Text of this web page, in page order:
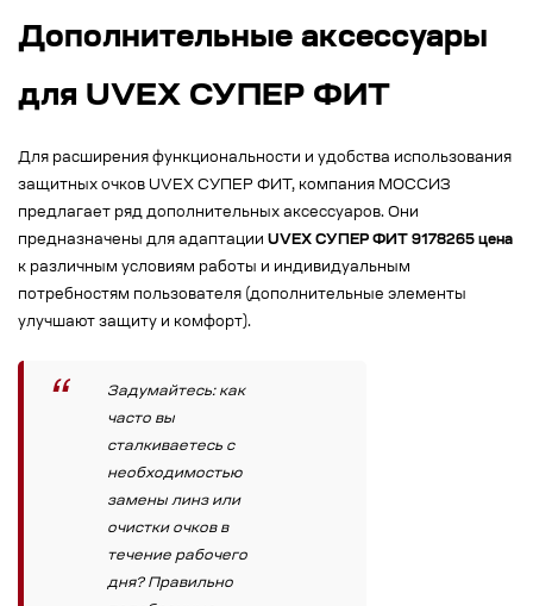
Дополнительные аксессуары
для UVEX СУПЕР ФИТ
Для расширения функциональности и удобства использования
защитных очков UVEX СУПЕР ФИТ, компания МОССИЗ
предлагает ряд дополнительных аксессуаров. Они
предназначены для адаптации UVEX СУПЕР ФИТ 9178265 цена
к различным условиям работы и индивидуальным
потребностям пользователя (дополнительные элементы
улучшают защиту и комфорт).
Задумайтесь: как
часто вы
сталкиваетесь с
необходимостью
замены линз или
очистки очков в
течение рабочего
дня? Правильно